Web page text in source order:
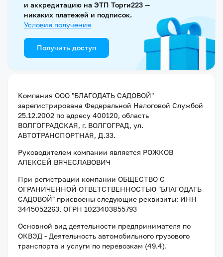
и аккредитацию на ЭТП Торги223 —
никаких платежей и подписок.
Условия получения
Получить доступ
Компания ООО "БЛАГОДАТЬ САДОВОЙ"
зарегистрирована Федеральной Налоговой Службой
25.12.2002 по адресу 400120, область
ВОЛГОГРАДСКАЯ, г. ВОЛГОГРАД, ул.
АВТОТРАНСПОРТНАЯ, Д.33.
Руководителем компании является РОЖКОВ
АЛЕКСЕЙ ВЯЧЕСЛАВОВИЧ
При регистрации компании ОБЩЕСТВО С
ОГРАНИЧЕННОЙ ОТВЕТСТВЕННОСТЬЮ "БЛАГОДАТЬ
САДОВОЙ" присвоены следующие реквизиты: ИНН
3445052263, ОГРН 1023403855793
Основной вид деятельности предпринимателя по
ОКВЭД - Деятельность автомобильного грузового
транспорта и услуги по перевозкам (49.4).